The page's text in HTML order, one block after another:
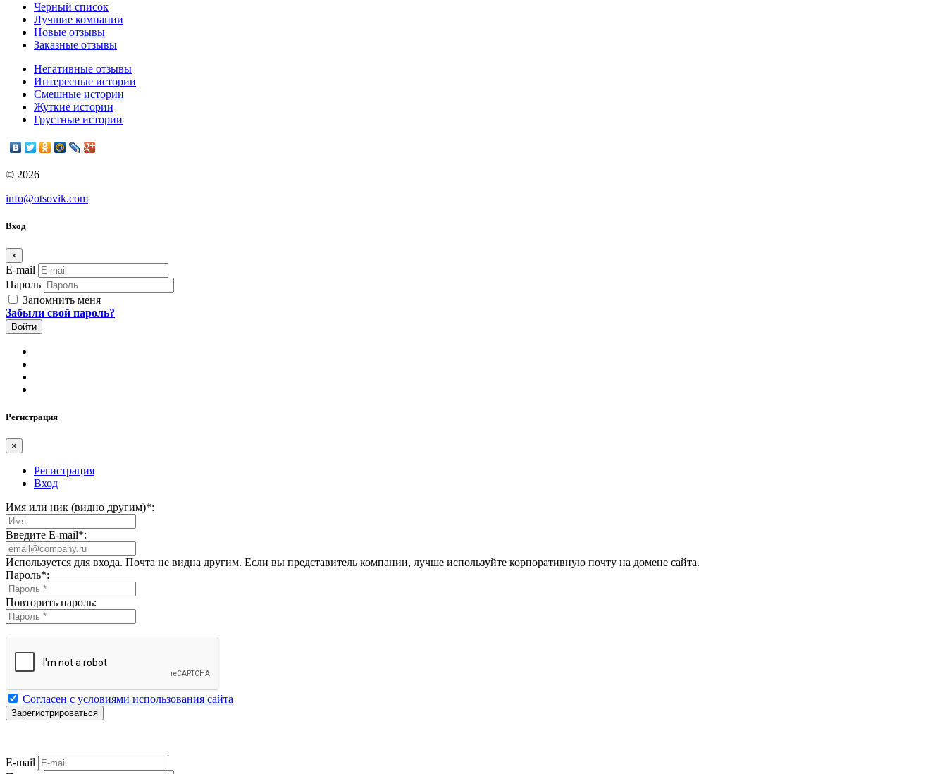
Черный список
Лучшие компании
Новые отзывы
Заказные отзывы
Негативные отзывы
Интересные истории
Смешные истории
Жуткие истории
Грустные истории
© 2026
info@otsovik.com
Вход
×
E-mail
Пароль
Запомнить меня
Забыли свой пароль?
Регистрация
×
Регистрация
Вход
Имя или ник (видно другим)*:
Введите E-mail*:
Используется для входа. Почта не видна другим. Если вы представитель компании, лучше используйте корпоративную почту на домене сайта.
Пароль*:
Повторить пароль:
Согласен с условиями использования сайта
E-mail